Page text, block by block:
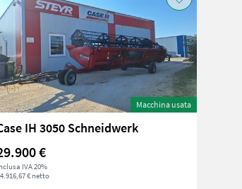
Macchina usata
IH 3050 Schneidwerk
€
IVA 20%
€ netto